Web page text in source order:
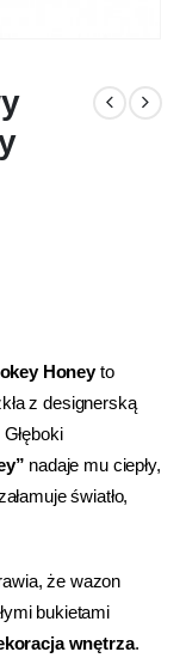
Honeyto
z designerską
nadaje mu ciepły,
światło,
że wazon
bukietami
wnętrza.